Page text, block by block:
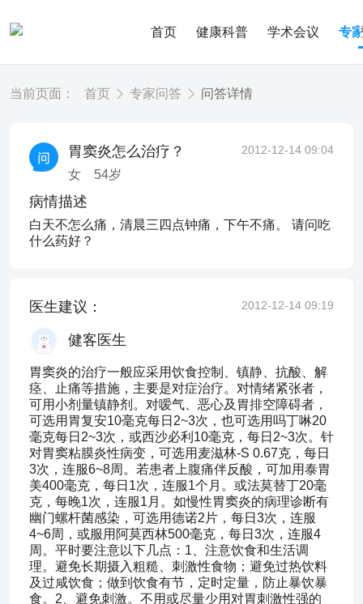
首页 健康科普 学术会议 专
当前页面： 首页 专家问答 问答详情
胃窦炎怎么治疗？
女 54岁
2012-12-14 09:04
病情描述
白天不怎么痛，清晨三四点钟痛，下午不痛。 请问吃
什么药好？
医生建议： 2012-12-14 09:19
健客医生
胃窦炎的治疗一般应采用饮食控制、镇静、抗酸、解
痉、止痛等措施，主要是对症治疗。对情绪紧张者，
可用小剂量镇静剂。对嗳气、恶心及胃排空障碍者，
可选用胃复安10毫克每日2~3次，也可选用吗丁啉20
毫克每日2~3次，或西沙必利10毫克，每日2~3次。针
对胃窦粘膜炎性病变，可选用麦滋林-S 0.67克，每日
3次，连服6~8周。若患者上腹痛伴反酸，可加用泰胃
美400毫克，每日1次，连服1个月。或法莫替丁20毫
克，每晚1次，连服1月。如慢性胃窦炎的病理诊断有
幽门螺杆菌感染，可选用德诺2片，每日3次，连服
4~6周，或服用阿莫西林500毫克，每日3次，连服4
周。平时要注意以下几点：1、注意饮食和生活调
理。避免长期摄入粗糙、刺激性食物；避免过热饮料
及过咸饮食；做到饮食有节，定时定量，防止暴饮暴
食。2、避免刺激。不用或尽量少用对胃刺激性强的